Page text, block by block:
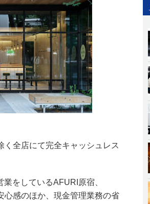
く全店にて完全キャッシュレス
をしているAFURI原宿、
心感のほか、現金管理業務の省